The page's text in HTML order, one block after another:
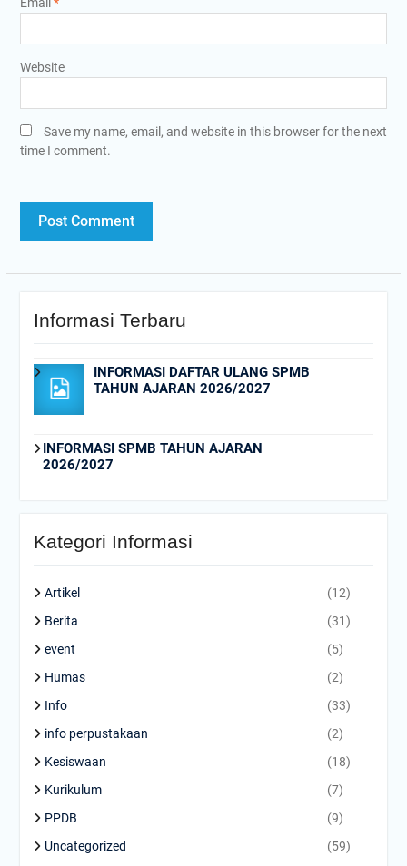
Email *
Website
Save my name, email, and website in this browser for the next
time I comment.
Informasi Terbaru
INFORMASI DAFTAR ULANG SPMB
TAHUN AJARAN 2026/2027
INFORMASI SPMB TAHUN AJARAN
2026/2027
Kategori Informasi
Artikel
(12)
Berita
(31)
event
(5)
Humas
(2)
Info
(33)
info perpustakaan
(2)
Kesiswaan
(18)
Kurikulum
(7)
PPDB
(9)
Uncategorized
(59)